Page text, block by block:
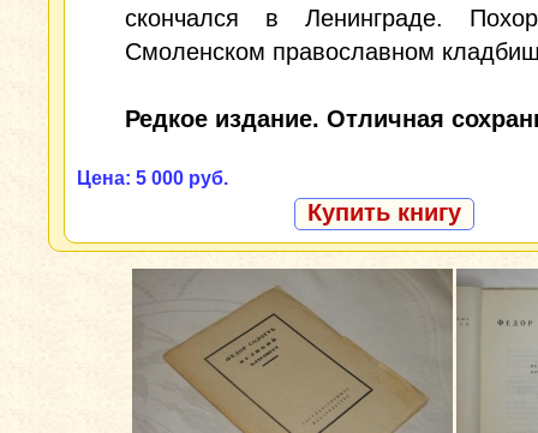
скончался в Ленинграде.
Смоленском православном
Редкое издание. Отличная
Цена: 5 000 руб.
Купить книгу